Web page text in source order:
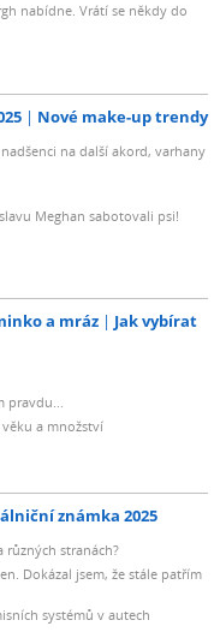
nabídne. Vrátí se někdy do
Nové make-up trendy
na další akord, varhany
Meghan sabotovali psi!
a mráz
Jak vybírat
pravdu...
a množství
známka 2025
různých stranách?
Dokázal jsem, že stále patřím
systémů v autech